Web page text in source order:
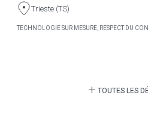
Trieste (TS)
TECHNOLOGIE SUR MESURE, RESPECT DU
TOUTES LES